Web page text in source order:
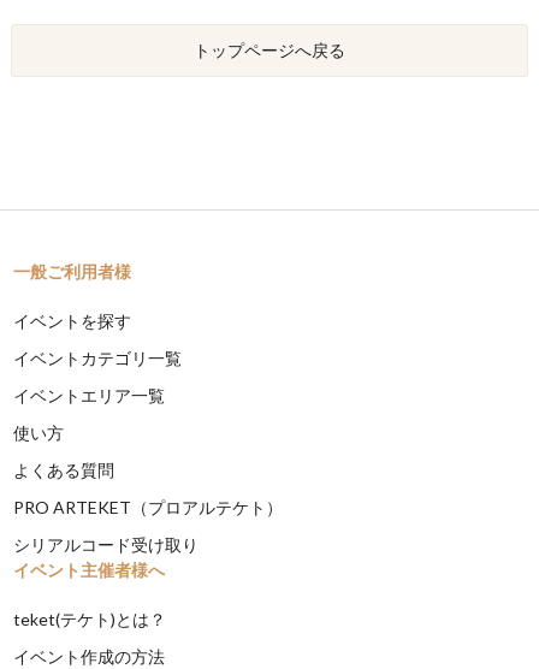
トップページへ戻る
一般ご利用者様
イベントを探す
イベントカテゴリ一覧
イベントエリア一覧
使い方
よくある質問
PRO ARTEKET（プロアルテケト）
シリアルコード受け取り
イベント主催者様へ
teket(テケト)とは？
イベント作成の方法